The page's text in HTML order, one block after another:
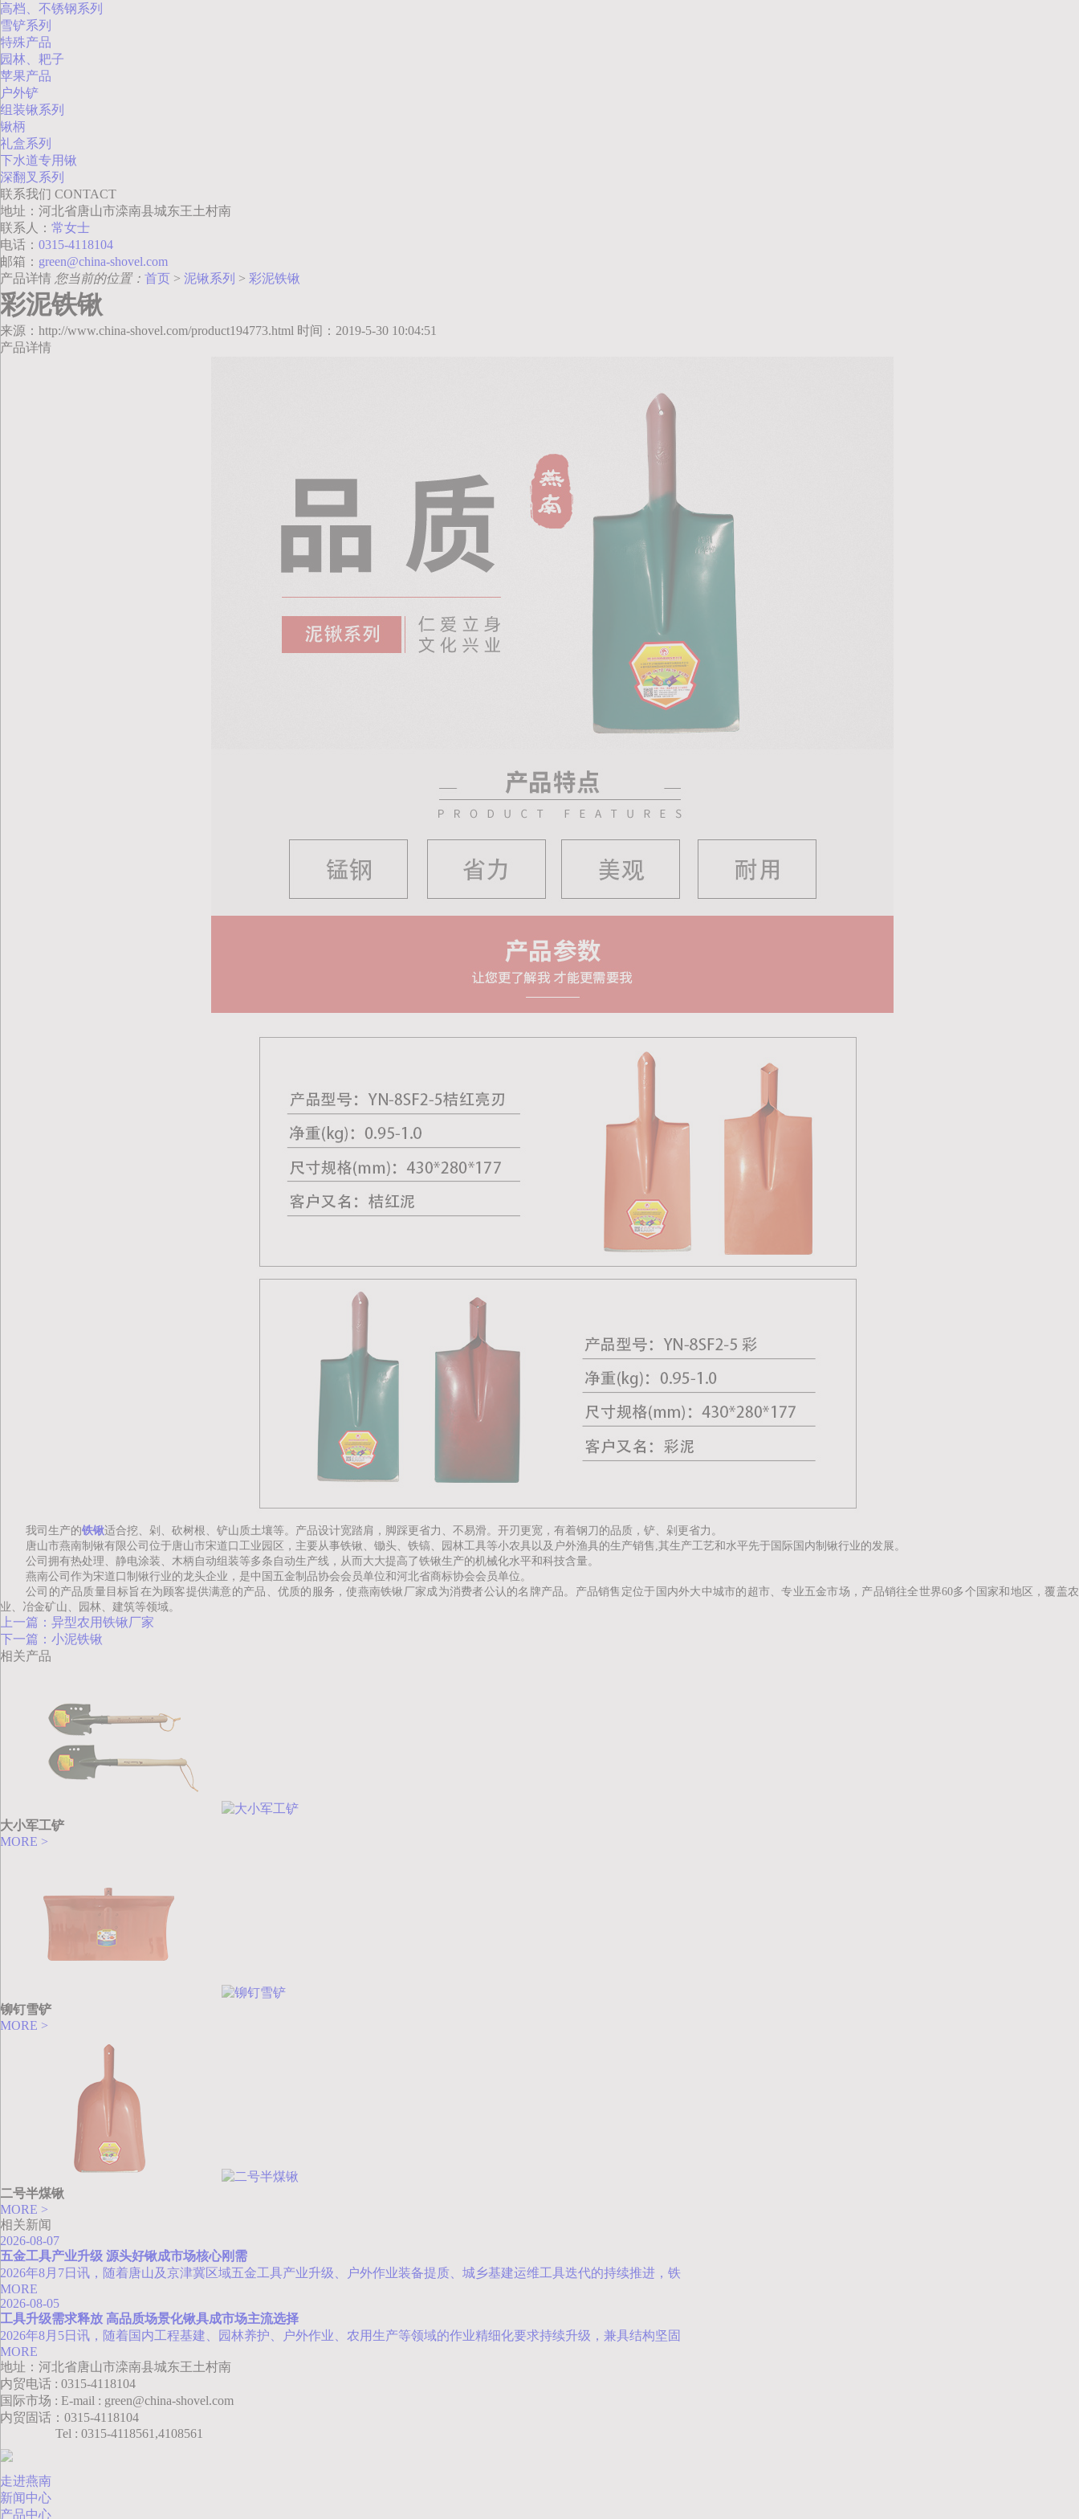
高档、不锈钢系列
雪铲系列
特殊产品
园林、耙子
苹果产品
户外铲
组装锹系列
锹柄
礼盒系列
下水道专用锹
深翻叉系列
联系我们 CONTACT
地址：河北省唐山市滦南县城东王土村南
联系人： 常女士
电话： 0315-4118104
邮箱： green@china-shovel.com
产品详情 您当前的位置： 首页 > 泥锹系列 > 彩泥铁锹
彩泥铁锹
来源：http://www.china-shovel.com/product194773.html 时间：2019-5-30 10:04:51
产品详情
我司生产的铁锹适合挖、剁、砍树根、铲山质土壤等。产品设计宽踏肩，脚踩更省力、不易滑。开刃更宽，有着钢刀的品质，铲、剁更省力。
唐山市燕南制锹有限公司位于唐山市宋道口工业园区，主要从事铁锹、锄头、铁镐、园林工具等小农具以及户外渔具的生产销售,其生产工艺和水平先于国际国内制锹行业的发展。
公司拥有热处理、静电涂装、木柄自动组装等多条自动生产线，从而大大提高了铁锹生产的机械化水平和科技含量。
燕南公司作为宋道口制锹行业的龙头企业，是中国五金制品协会会员单位和河北省商标协会会员单位。
公司的产品质量目标旨在为顾客提供满意的产品、优质的服务，使燕南铁锹厂家成为消费者公认的名牌产品。产品销售定位于国内外大中城市的超市、专业五金市场，产品销往全世界60多个国家和地区，覆盖农
业、冶金矿山、园林、建筑等领域。
上一篇：异型农用铁锹厂家
下一篇：小泥铁锹
相关产品
大小军工铲
MORE >
铆钉雪铲
MORE >
二号半煤锹
MORE >
相关新闻
2026-08-07
五金工具产业升级 源头好锹成市场核心刚需
2026年8月7日讯，随着唐山及京津冀区域五金工具产业升级、户外作业装备提质、城乡基建运维工具迭代的持续推进，铁
MORE
2026-08-05
工具升级需求释放 高品质场景化锹具成市场主流选择
2026年8月5日讯，随着国内工程基建、园林养护、户外作业、农用生产等领域的作业精细化要求持续升级，兼具结构坚固
MORE
地址：河北省唐山市滦南县城东王土村南
内贸电话 : 0315-4118104
国际市场 : E-mail : green@china-shovel.com
内贸固话：0315-4118104
Tel : 0315-4118561,4108561
走进燕南
新闻中心
产品中心